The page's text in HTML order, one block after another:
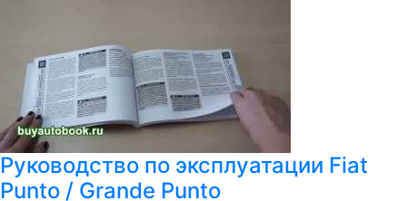
Руководство по эксплуатации Fiat
Punto / Grande Punto